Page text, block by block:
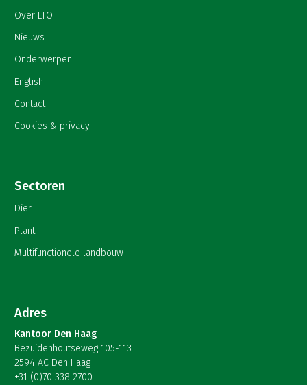
Over LTO
Nieuws
Onderwerpen
English
Contact
Cookies & privacy
Sectoren
Dier
Plant
Multifunctionele landbouw
Adres
Kantoor Den Haag
Bezuidenhoutseweg 105-113
2594 AC Den Haag
+31 (0)70 338 2700